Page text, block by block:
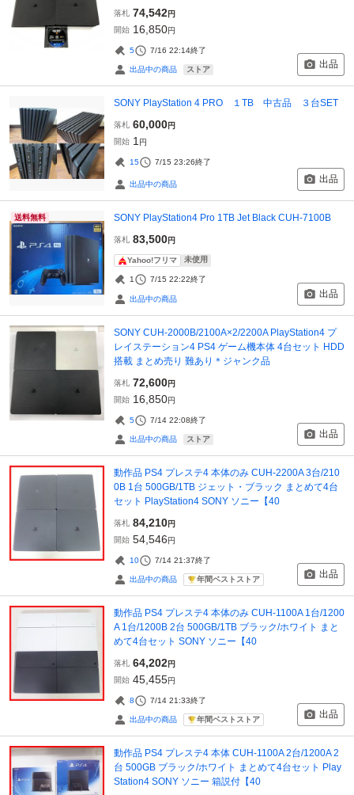
落札 74,542円
開始 16,850円
5 7/16 22:14終了
出品中の商品 ストア 出品
SONY PlayStation 4 PRO １TB 中古品 ３台SET
落札 60,000円
開始 1 円
15 7/15 23:26終了
出品中の商品 出品
送料無料 SONY PlayStation4 Pro 1TB Jet Black CUH-7100B
落札 83,500円
Yahoo!フリマ 未使用
1 7/15 22:22終了
出品中の商品 出品
SONY CUH-2000B/2100A×2/2200A PlayStation4 プ
レイステーション4 PS4 ゲーム機本体 4台セット HDD
搭載 まとめ売り 難あり＊ジャンク品
落札 72,600円
開始 16,850円
5 7/14 22:08終了
出品中の商品 ストア 出品
動作品 PS4 プレステ4 本体のみ CUH-2200A 3台/210
0B 1台 500GB/1TB ジェット・ブラック まとめて4台
セット PlayStation4 SONY ソニー【40
落札 84,210円
開始 54,546円
10 7/14 21:37終了
出品中の商品 年間ベストストア 出品
動作品 PS4 プレステ4 本体のみ CUH-1100A 1台/1200
A 1台/1200B 2台 500GB/1TB ブラック/ホワイト まと
めて4台セット SONY ソニー【40
落札 64,202円
開始 45,455円
8 7/14 21:33終了
出品中の商品 年間ベストストア 出品
動作品 PS4 プレステ4 本体 CUH-1100A 2台/1200A 2
台 500GB ブラック/ホワイト まとめて4台セット Play
Station4 SONY ソニー 箱説付【40